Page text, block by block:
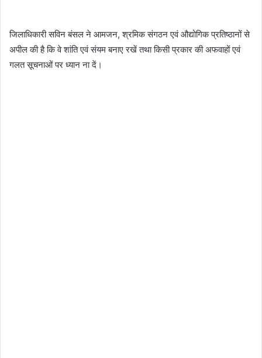
जिलाधिकारी सविन बंसल ने आमजन, श्रमिक संगठन एवं औद्योगिक प्रतिष्ठानों से
अपील की है कि वे शांति एवं संयम बनाए रखें तथा किसी प्रकार की अफवाहों एवं
गलत सूचनाओं पर ध्यान ना दें।